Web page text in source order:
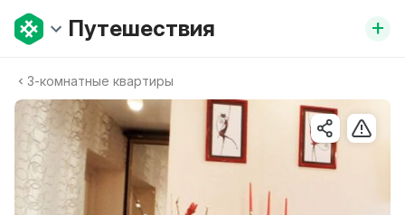
Путешествия +
3-комнатныe квартиры